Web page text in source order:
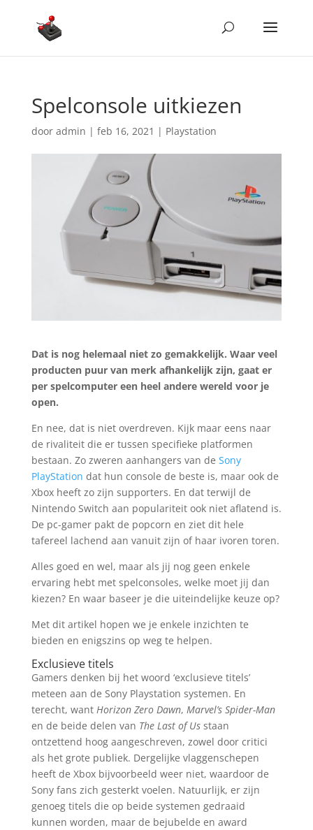
Spelconsole uitkiezen
door admin | feb 16, 2021 | Playstation
Dat is nog helemaal niet zo gemakkelijk. Waar veel
producten puur van merk afhankelijk zijn, gaat er
per spelcomputer een heel andere wereld voor je
open.
En nee, dat is niet overdreven. Kijk maar eens naar
de rivaliteit die er tussen specifieke platformen
bestaan. Zo zweren aanhangers van de Sony
PlayStation dat hun console de beste is, maar ook de
Xbox heeft zo zijn supporters. En dat terwijl de
Nintendo Switch aan populariteit ook niet aflatend is.
De pc-gamer pakt de popcorn en ziet dit hele
tafereel lachend aan vanuit zijn of haar ivoren toren.
Alles goed en wel, maar als jij nog geen enkele
ervaring hebt met spelconsoles, welke moet jij dan
kiezen? En waar baseer je die uiteindelijke keuze op?
Met dit artikel hopen we je enkele inzichten te
bieden en enigszins op weg te helpen.
Exclusieve titels
Gamers denken bij het woord ‘exclusieve titels’
meteen aan de Sony Playstation systemen. En
terecht, want Horizon Zero Dawn, Marvel’s Spider-Man
en de beide delen van The Last of Usstaan
ontzettend hoog aangeschreven, zowel door critici
als het grote publiek. Dergelijke vlaggenschepen
heeft de Xbox bijvoorbeeld weer niet, waardoor de
Sony fans zich gesterkt voelen. Natuurlijk, er zijn
genoeg titels die op beide systemen gedraaid
kunnen worden, maar de bejubelde en award